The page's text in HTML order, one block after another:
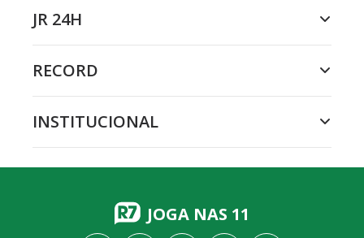
JR 24H
RECORD
INSTITUCIONAL
JOGA NAS 11